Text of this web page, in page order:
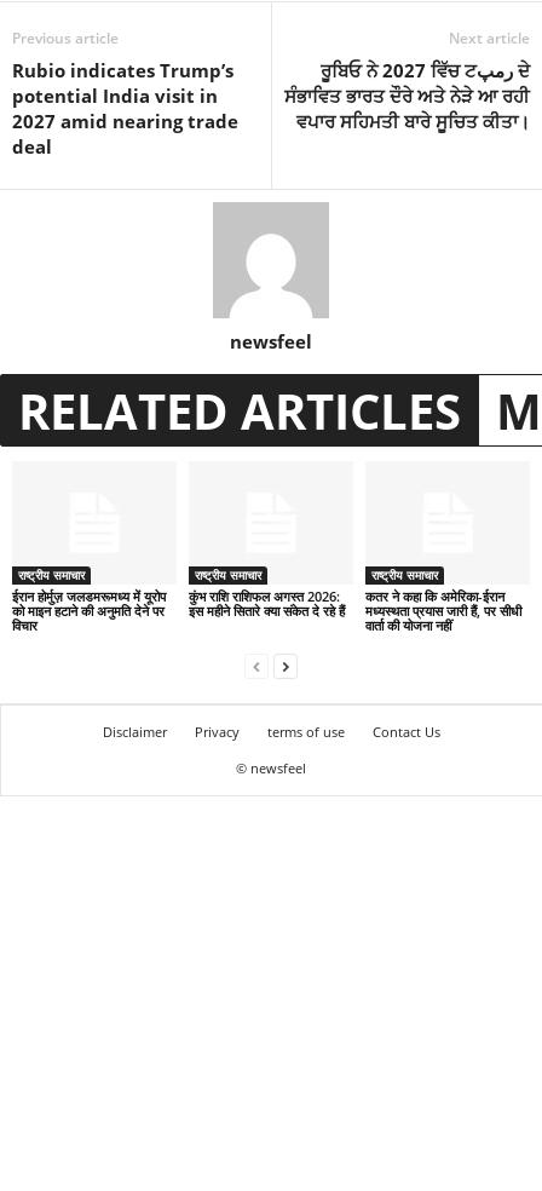
Previous article
Rubio indicates Trump’s
potential India visit in
2027 amid nearing trade
deal
Next article
ਰੂਬਿਓ ਨੇ 2027 ਵਿੱਚ ਟرمپ ਦੇ
ਸੰਭਾਵਿਤ ਭਾਰਤ ਦੌਰੇ ਅਤੇ ਨੇੜੇ ਆ ਰਹੀ
ਵਪਾਰ ਸਹਿਮਤੀ ਬਾਰੇ ਸੂਚਿਤ ਕੀਤਾ।
newsfeel
RELATED ARTICLES
राष्ट्रीय समाचार
ईरान होर्मुज़ जलडमरूमध्य में यूरोप
को माइन हटाने की अनुमति देने पर
विचार
राष्ट्रीय समाचार
कुंभ राशि राशिफल अगस्त 2026:
इस महीने सितारे क्या संकेत दे रहे हैं
राष्ट्रीय समाचार
कतर ने कहा कि अमेरिका-ईरान
मध्यस्थता प्रयास जारी हैं, पर सीधी
वार्ता की योजना नहीं
Disclaimer Privacy terms of use
Contact Us
© newsfeel